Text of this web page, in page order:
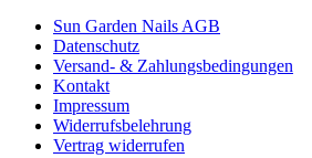
Sun Garden Nails AGB
Datenschutz
Versand- & Zahlungsbedingungen
Kontakt
Impressum
Widerrufsbelehrung
Vertrag widerrufen